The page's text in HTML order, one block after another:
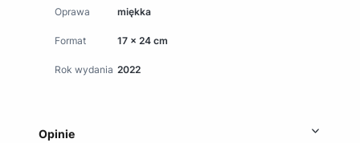
Oprawa miękka
Format 17 x 24 cm
Rok wydania 2022
Opinie